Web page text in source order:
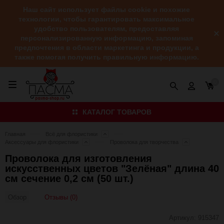
Наш сайт использует файлы cookie и похожие
технологии, чтобы гарантировать максимальное
удобство пользователям, предоставляя
персонализированную информацию, запоминая
предпочтения в области маркетинга и продукции, а
также помогая получить правильную информацию.
КАТАЛОГ ТОВАРОВ
Проволока для изготовления
искусственных цветов "Зелёная" длина 40
см сечение 0,2 см (50 шт.)
Отзывы (0)